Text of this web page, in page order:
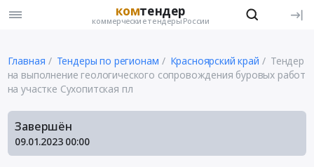
комтендер
коммерческие тендеры России
Главная Тендеры по регионам Красноярский край
Тендер
на выполнение геологического сопровождения буровых работ
на участке Сухопитская пл
Завершён
09.01.2023 00:00